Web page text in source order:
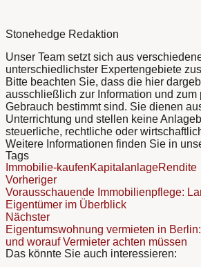
Stonehedge Redaktion
Unser Team setzt sich aus
unterschiedlichster Expertengebiete
Bitte beachten Sie, dass die hier
ausschließlich zur Information und zum
Gebrauch bestimmt sind. Sie dienen
Unterrichtung und stellen keine
steuerliche, rechtliche oder
Weitere Informationen finden Sie in
Tags
Immobilie-kaufenKapitalanlageRendite
Vorheriger
Vorausschauende Immobilienpflege:
Eigentümer im Überblick
Nächster
Eigentumswohnung vermieten in
und worauf Vermieter achten müssen
Das könnte Sie auch interessieren: